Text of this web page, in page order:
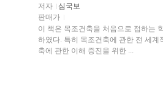
저자
심국보
판매가
이 책은 목조건축을 처음으로 접하는
하였다. 특히 목조건축에 관한 전 세
축에 관한 이해 증진을 위한 ...